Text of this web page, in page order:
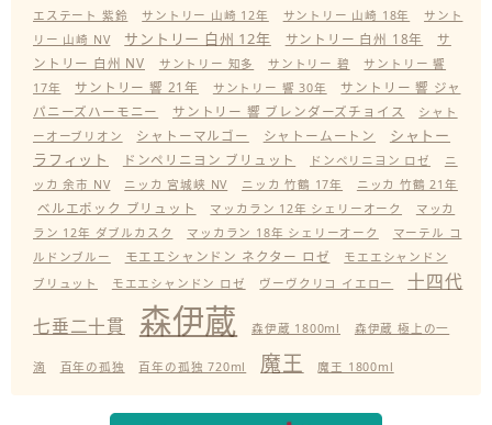
エステート 紫鈴
サントリー 山崎 12年 サントリー 山崎 18年
サント
リー 山崎 NV
サントリー 白州 12年 サントリー 白州 18年
サ
ントリー 白州 NV
サントリー 知多 サントリー 碧
サントリー 響
17年
サントリー 響 21年 サントリー 響 30年
サントリー 響 ジャ
パニーズハーモニー
サントリー 響 ブレンダーズチョイス
シャト
ーオーブリオン
シャトーマルゴー シャトームートン
シャトー
ラフィット
ドンペリニヨン ブリュット ドンペリニヨン ロゼ
ニ
ッカ 余市 NV
ニッカ 宮城峡 NV ニッカ 竹鶴 17年 ニッカ 竹鶴 21年
ベルエポック ブリュット マッカラン 12年 シェリーオーク
マッカ
ラン 12年 ダブルカスク
マッカラン 18年 シェリーオーク
マーテル コ
ルドンブルー
モエエシャンドン ネクター ロゼ
モエエシャンドン
ブリュット
モエエシャンドン ロゼ ヴーヴクリコ イエロー
十四代
七垂二十貫
森伊蔵 森伊蔵 1800ml 森伊蔵 極上の一
滴 百年の孤独 百年の孤独 720ml 魔王 魔王 1800ml